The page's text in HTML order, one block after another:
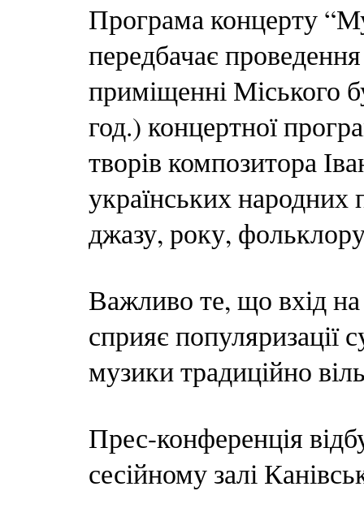
Програма концерту
передбачає
приміщенні Міського
год.) концертної
творів композитора
українських народних
джазу, року,
Важливо те, що вхід
сприяє популяризації
музики традиційно
Прес-конференція
сесійному залі